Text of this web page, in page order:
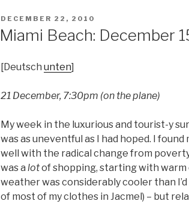
POSTED
DECEMBER 22, 2010
Miami Beach: December
[Deutsch unten]
21 December, 7:30pm (on the plane)
My week in the luxurious and tourist-y
was as uneventful as I had hoped. I
well with the radical change from
was a lotof shopping, starting with warm
weather was considerably cooler than
of most of my clothes in Jacmel) – but